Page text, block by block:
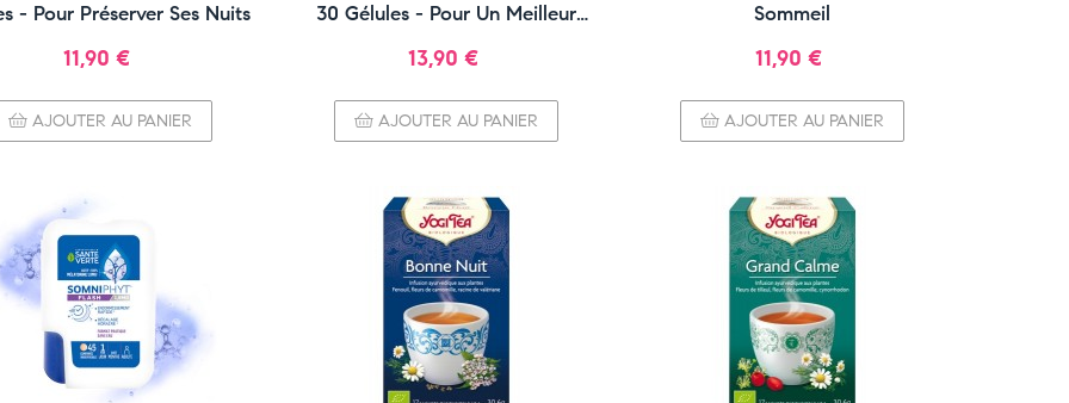
- Pour Préserver Ses Nuits
Prix
11,90 €
AJOUTER AU PANIER
30 Gélules - Pour Un Meilleur
Prix
13,90 €
AJOUTER AU PANIER
Sommeil
Prix
11,90 €
AJOUTER AU PANIER